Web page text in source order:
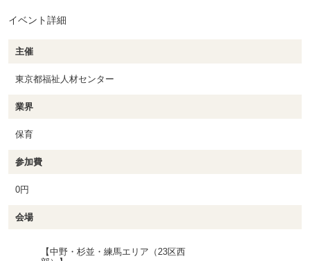
イベント詳細
主催
東京都福祉人材センター
業界
保育
参加費
0円
会場
【中野・杉並・練馬エリア（23区西